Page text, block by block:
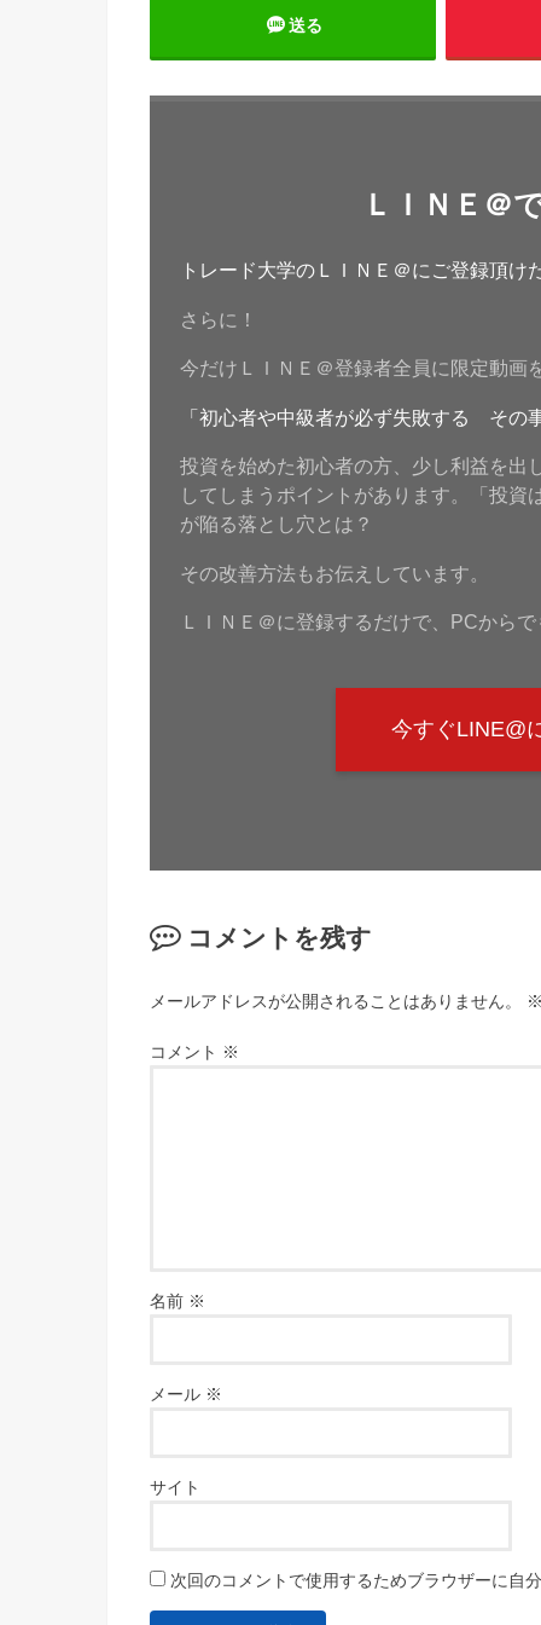
送る
ＬＩＮＥ＠
トレード大学のＬＩＮＥ＠にご登録頂
さらに！
今だけＬＩＮＥ＠登録者全員に限定動画
「初心者や中級者が必ず失敗する その
投資を始めた初心者の方、少し利益を出
してしまうポイントがあります。「投
が陥る落とし穴とは？
その改善方法もお伝えしています。
ＬＩＮＥ＠に登録するだけで、PCから
今すぐLINE@
コメントを残す
メールアドレスが公開されることはありません。
コメント ※
名前 ※
メール ※
サイト
次回のコメントで使用するためブラウザーに自